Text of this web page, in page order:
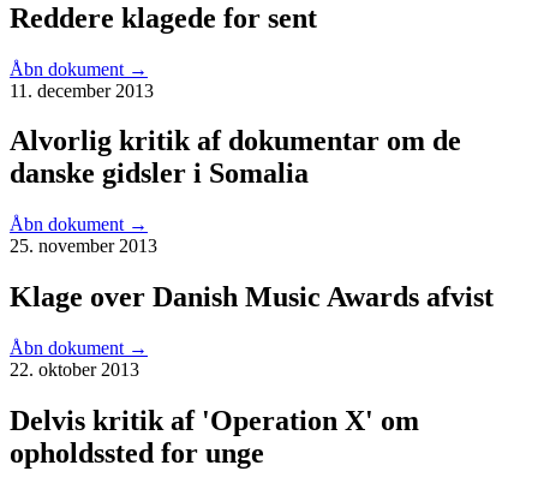
Reddere klagede for sent
Åbn dokument →
11. december 2013
Alvorlig kritik af dokumentar om de
danske gidsler i Somalia
Åbn dokument →
25. november 2013
Klage over Danish Music Awards afvist
Åbn dokument →
22. oktober 2013
Delvis kritik af 'Operation X' om
opholdssted for unge